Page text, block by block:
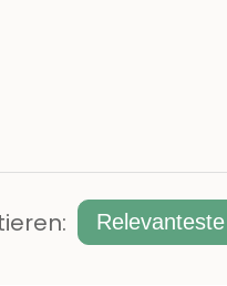
Relevanteste